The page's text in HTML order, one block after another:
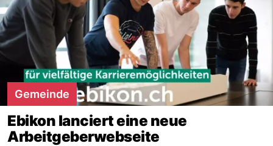
Gemeinde
Ebikon lanciert eine neue
Arbeitgeberwebseite